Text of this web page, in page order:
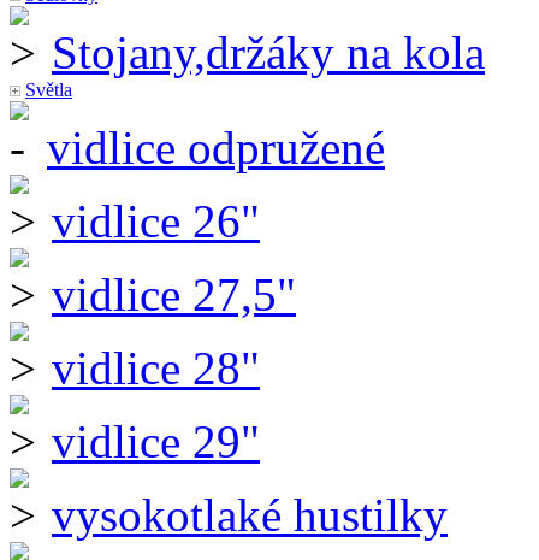
Stojany,držáky na kola
Světla
vidlice odpružené
vidlice 26"
vidlice 27,5"
vidlice 28"
vidlice 29"
vysokotlaké hustilky